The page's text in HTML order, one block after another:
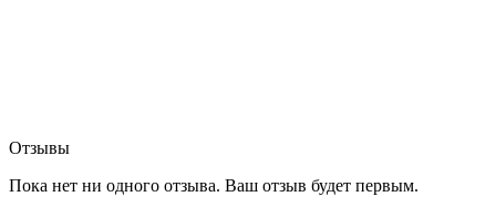
Отзывы
Пока нет ни одного отзыва. Ваш отзыв будет первым.